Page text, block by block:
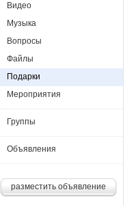
Видео
Музыка
Вопросы
Файлы
Подарки
Мероприятия
Группы
Объявления
разместить объявление